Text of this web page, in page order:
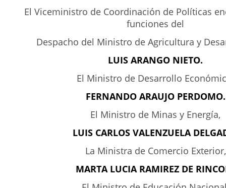
El Viceministro de Coordinación de Políticas
funciones del
Despacho del Ministro de Agricultura y
LUIS ARANGO NIETO.
El Ministro de Desarrollo
FERNANDO ARAUJO PERDOMO.
El Ministro de Minas y Energía,
LUIS CARLOS VALENZUELA
La Ministra de Comercio Exterior,
MARTA LUCIA RAMIREZ DE